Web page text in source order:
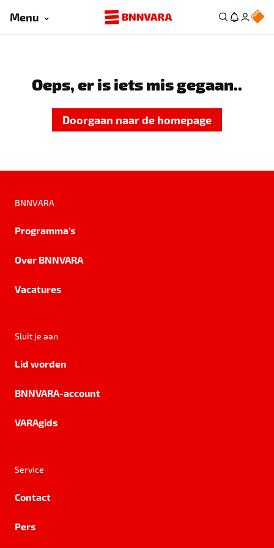
Menu
Oeps, er is iets mis gegaan..
Doorgaan naar de homepage
BNNVARA
Programma's
Over BNNVARA
Vacatures
Sluit je aan
Lid worden
BNNVARA-account
VARAgids
Service
Contact
Pers